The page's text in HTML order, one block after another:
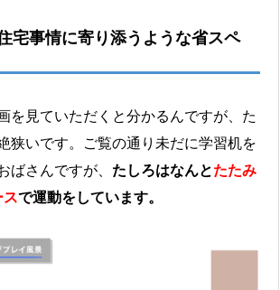
宅事情に寄り添うような省スペ
を見ていただくと分かるんですが、た
狭いです。ご覧の通り未だに学習机を
ばさんですが、 たしろはなんとたたみ
で運動をしています。